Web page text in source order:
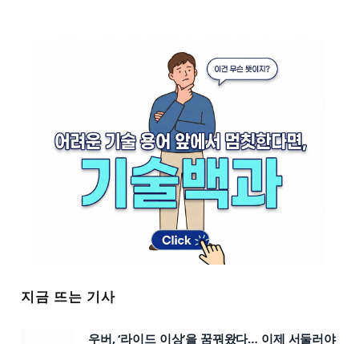
지금 뜨는 기사
우버, ‘라이드 이상’을 꿈꿔왔다… 이제 서둘러야